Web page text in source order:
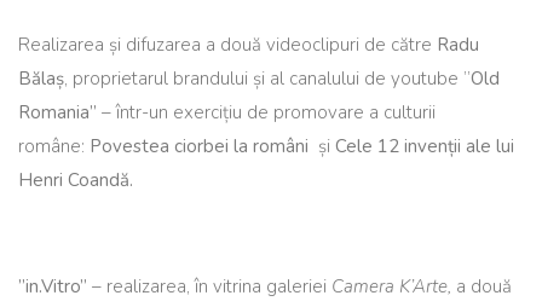
Realizarea și difuzarea a două videoclipuri de către Radu
Bălaș, proprietarul brandului și al canalului de youtube ”Old
Romania” – într-un exercițiu de promovare a culturii
române: Povestea ciorbei la români și Cele 12 invenții ale lui
Henri Coandă.
”in.Vitro” – realizarea, în vitrina galeriei Camera K’Arte, a două